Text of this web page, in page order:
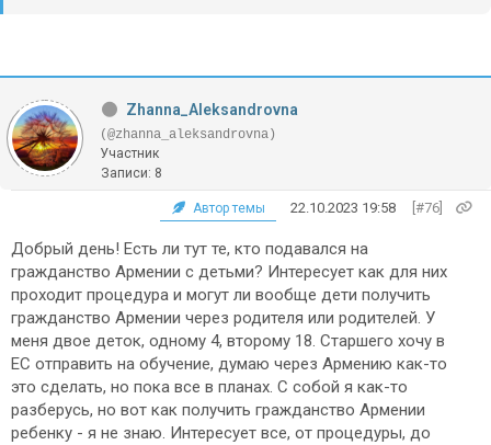
Zhanna_Aleksandrovna
(@zhanna_aleksandrovna)
Участник
Записи: 8
Автор темы 22.10.2023 19:58 [#76]
Добрый день! Есть ли тут те, кто подавался на
гражданство Армении с детьми? Интересует как для них
проходит процедура и могут ли вообще дети получить
гражданство Армении через родителя или родителей. У
меня двое деток, одному 4, второму 18. Старшего хочу в
ЕС отправить на обучение, думаю через Армению как-то
это сделать, но пока все в планах. С собой я как-то
разберусь, но вот как получить гражданство Армении
ребенку - я не знаю. Интересует все, от процедуры, до